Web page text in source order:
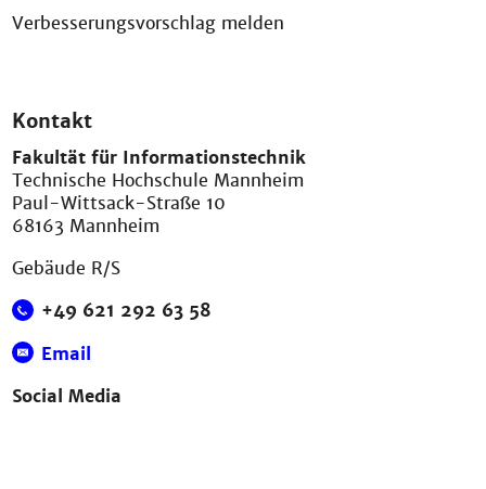
Verbesserungsvorschlag melden
Kontakt
Fakultät für Informationstechnik
Technische Hochschule Mannheim
Paul-Wittsack-Straße 10
68163 Mannheim
Gebäude R/S
+49 621 292 63 58
Email
Social Media